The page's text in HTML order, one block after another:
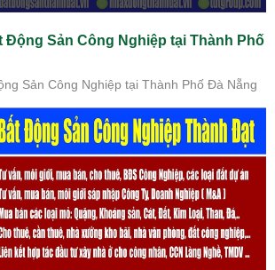
Động Sản Công Nghiệp tại Thành Phố
Sản Công Nghiệp tại Thành Phố Đà Nẵng